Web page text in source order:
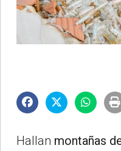
Hallan montañas